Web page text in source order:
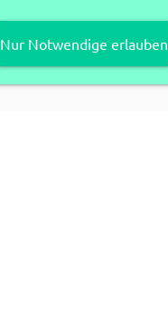
Nur Notwendige erlauben